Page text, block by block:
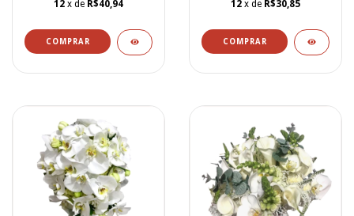
12 x de R$40,94 12 x de R$30,85